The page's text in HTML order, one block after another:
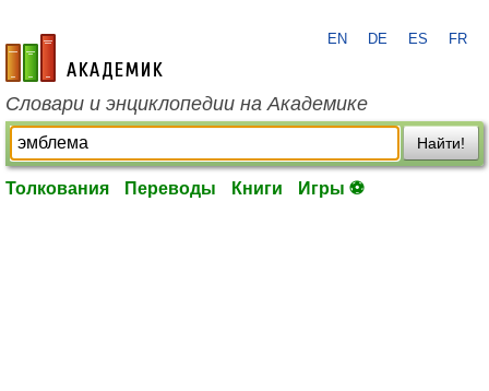
academic.ru
EN DE ES FR
Словари и энциклопедии на Академике
Найти!
Толкования Переводы Книги Игры ⚽